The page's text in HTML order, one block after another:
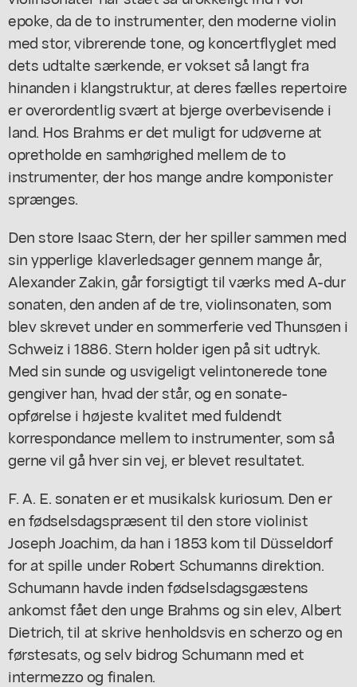
epoke, da de to instrumenter, den moderne violin
med stor, vibrerende tone, og koncertflyglet med
dets udtalte særkende, er vokset så langt fra
hinanden i klangstruktur, at deres fælles repertoire
er overordentlig svært at bjerge overbevisende i
land. Hos Brahms er det muligt for udøverne at
opretholde en samhørighed mellem de to
instrumenter, der hos mange andre komponister
sprænges.
Den store Isaac Stern, der her spiller sammen med
sin ypperlige klaverledsager gennem mange år,
Alexander Zakin, går forsigtigt til værks med A-dur
sonaten, den anden af de tre, violinsonaten, som
blev skrevet under en sommerferie ved Thunsøen i
Schweiz i 1886. Stern holder igen på sit udtryk.
Med sin sunde og usvigeligt velintonerede tone
gengiver han, hvad der står, og en sonate-
opførelse i højeste kvalitet med fuldendt
korrespondance mellem to instrumenter, som så
gerne vil gå hver sin vej, er blevet resultatet.
F. A. E. sonaten er et musikalsk kuriosum. Den er
en fødselsdagspræsent til den store violinist
Joseph Joachim, da han i 1853 kom til Düsseldorf
for at spille under Robert Schumanns direktion.
Schumann havde inden fødselsdagsgæstens
ankomst fået den unge Brahms og sin elev, Albert
Dietrich, til at skrive henholdsvis en scherzo og en
førstesats, og selv bidrog Schumann med et
intermezzo og finalen.